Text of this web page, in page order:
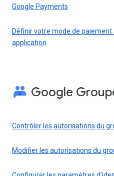
Google Payments
Définir votre mode de paiement
application
Google
Contrôler les autorisations du
Modifier les autorisations du